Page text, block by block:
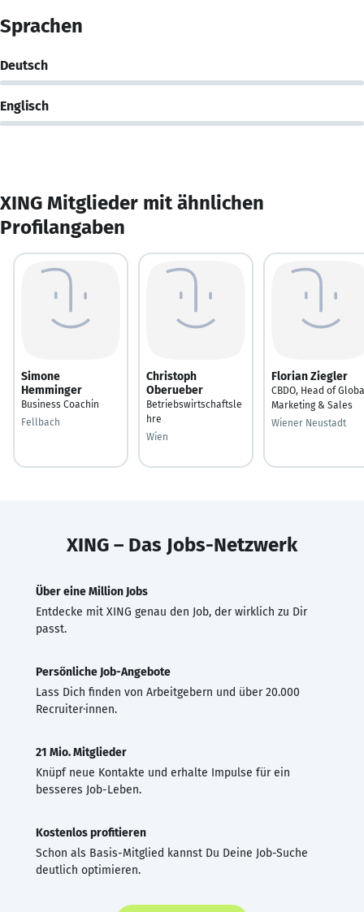
Sprachen
Deutsch
Englisch
XING Mitglieder mit ähnlichen
Profilangaben
Simone
Hemminger
Business Coachin
Fellbach
Christoph
Oberueber
Betriebswirtschaftsle
hre
Wien
Florian Ziegler
CBDO, Head of
Marketing & Sales
Wiener Neustadt
XING – Das Jobs-Netzwerk
Über eine Million Jobs
Entdecke mit XING genau den Job, der wirklich zu Dir
passt.
Persönliche Job-Angebote
Lass Dich finden von Arbeitgebern und über 20.000
Recruiter·innen.
21 Mio. Mitglieder
Knüpf neue Kontakte und erhalte Impulse für ein
besseres Job-Leben.
Kostenlos profitieren
Schon als Basis-Mitglied kannst Du Deine Job-Suche
deutlich optimieren.